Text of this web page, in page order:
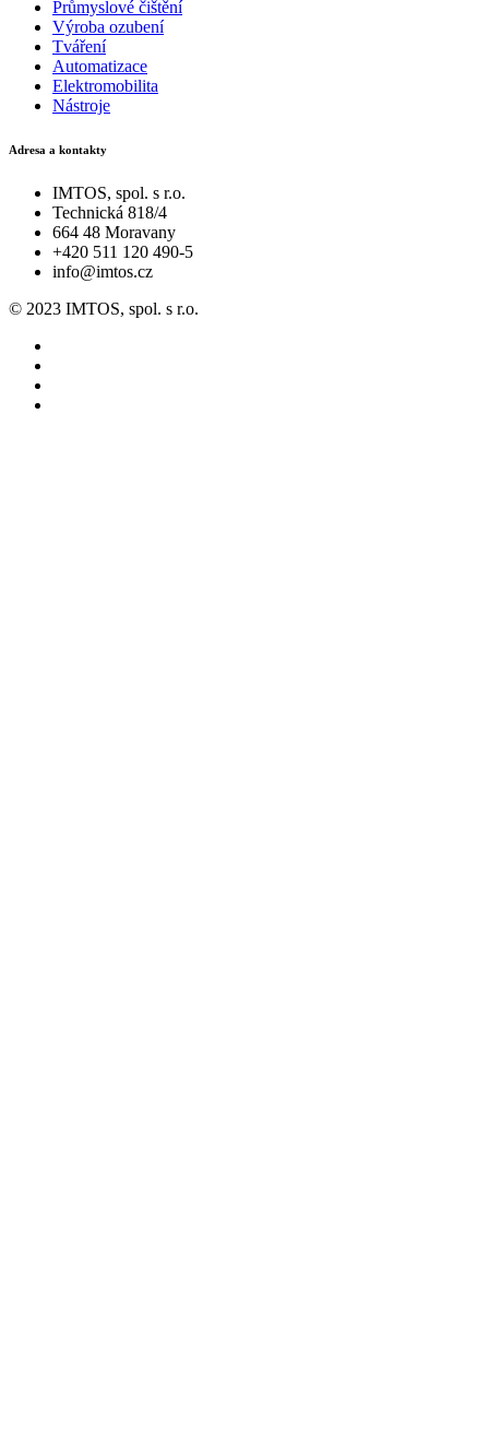
Průmyslové čištění
Výroba ozubení
Tváření
Automatizace
Elektromobilita
Nástroje
Adresa a kontakty
IMTOS, spol. s r.o.
Technická 818/4
664 48 Moravany
+420 511 120 490-5
info@imtos.cz
© 2023 IMTOS, spol. s r.o.